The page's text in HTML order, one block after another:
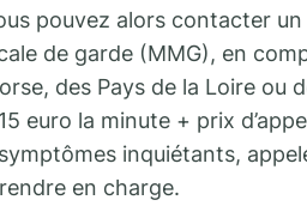
pouvez alors contacter
de garde (MMG), en
des Pays de la Loire ou
euro la minute + prix
inquiétants,
en charge.